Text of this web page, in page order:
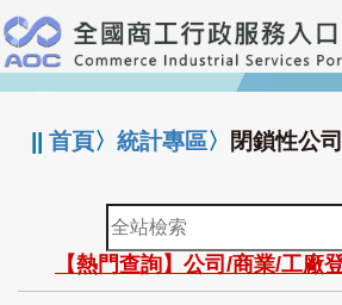
跳
到
主
要
:::
||首頁〉統計專區〉 閉鎖性公
全
站
檢
索
【熱門查詢】公司/商業/工廠